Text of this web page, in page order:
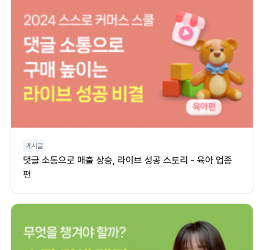
게시글
댓글 소통으로 매출 상승, 라이브 성공 스토리 - 육아 업종
편